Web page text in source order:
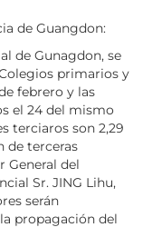
de Guangdon:
de Gunagdon, se
primarios y
febrero y las
el 24 del mismo
terciaros son 2,29
de terceras
General del
Sr. JING Lihu,
serán
propagación del